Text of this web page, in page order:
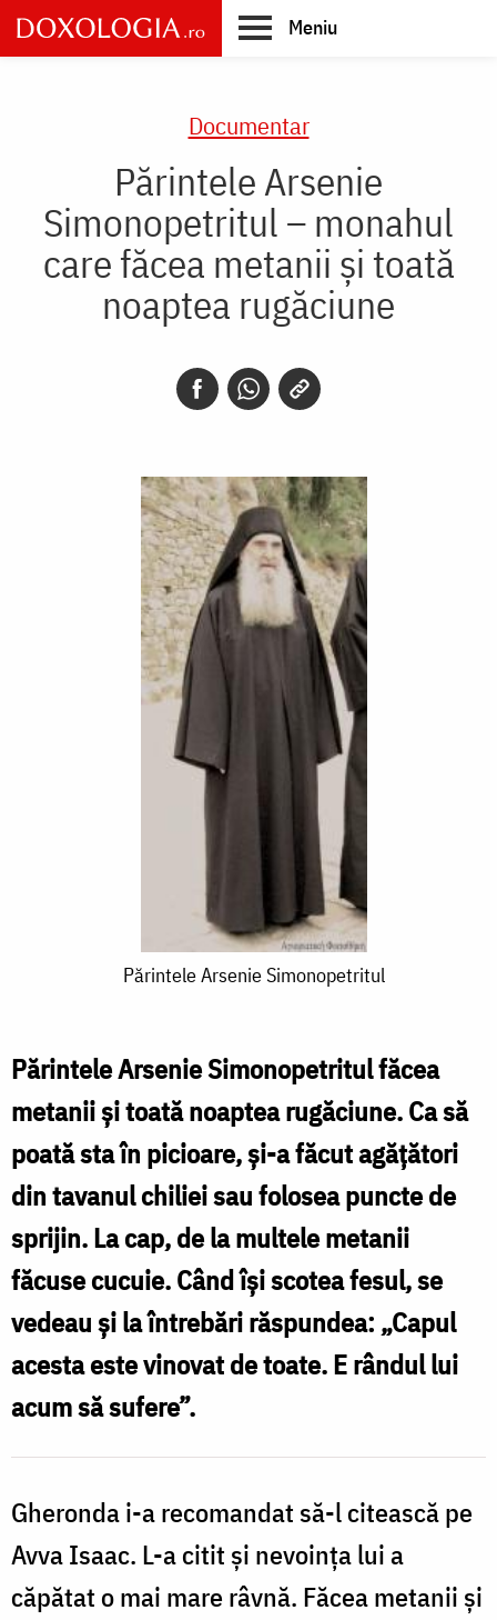
Skip
to
main
Meniu
Documentar
Părintele Arsenie
Simonopetritul – monahul
care făcea metanii și toată
noaptea rugăciune
Părintele
Simonopetritul
Părintele Arsenie Simonopetritul
Părintele Arsenie Simonopetritul făcea
metanii și toată noaptea rugăciune. Ca să
poată sta în picioare, și-a făcut agățători
din tavanul chiliei sau folosea puncte de
sprijin. La cap, de la multele metanii
făcuse cucuie. Când își scotea fesul, se
vedeau și la întrebări răspundea: „Capul
acesta este vinovat de toate. E rândul lui
acum să sufere”.
Gheronda i-a recomandat să-l citească pe
Avva Isaac. L-a citit și nevoința lui a
căpătat o mai mare râvnă. Făcea metanii și